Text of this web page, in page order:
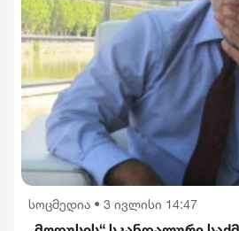
სოცმედია • 3 ივლისი 14:47